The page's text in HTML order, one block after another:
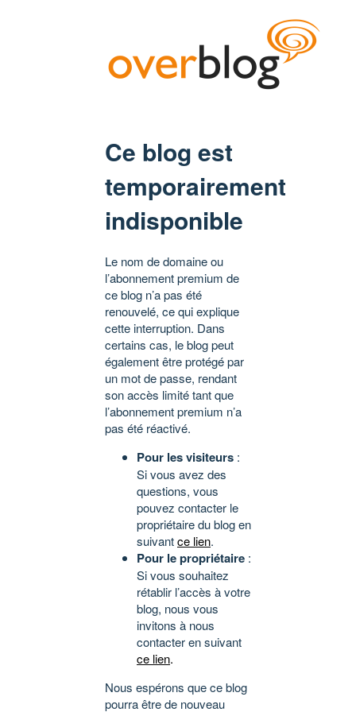
Ce blog est
temporairement
indisponible
Le nom de domaine ou
l’abonnement premium de
ce blog n’a pas été
renouvelé, ce qui explique
cette interruption. Dans
certains cas, le blog peut
également être protégé par
un mot de passe, rendant
son accès limité tant que
l’abonnement premium n’a
pas été réactivé.
Pour les visiteurs :
Si vous avez des
questions, vous
pouvez contacter le
propriétaire du blog en
suivantce lien.
Pour le propriétaire :
Si vous souhaitez
rétablir l’accès à votre
blog, nous vous
invitons à nous
contacter en suivant
ce lien.
Nous espérons que ce blog
pourra être de nouveau